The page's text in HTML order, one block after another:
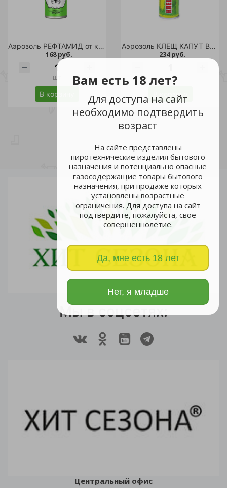
Вам есть 18 лет?
Для доступа на сайт
необходимо подтвердить
возраст
На сайте представлены
пиротехнические изделия бытового
назначения и потенциально опасные
газосодержащие товары бытового
назначения, при продаже которых
установлены возрастные
ограничения. Для доступа на сайт
подтвердите, пожалуйста, свое
совершеннолетие.
Да, мне есть 18 лет
Нет, я младше
Аэрозоль РЕФТАМИД от клещей Антиклещ 145мл/24
168 руб.
шт
В корзину
Аэрозоль КЛЕЩ КАПУТ ВХ от клещей 150мл(210см)/24
234 руб.
шт
В корзину
Мы в соцсетях:
Центральный офис